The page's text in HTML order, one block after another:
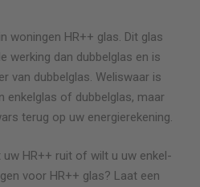
woningen HR++ glas. Dit glas
werking dan dubbelglas en is
van dubbelglas. Weliswaar is
enkelglas of dubbelglas, maar
terug op uw energierekening.
HR++ ruit of wilt u uw enkel-
voor HR++ glas? Laat een